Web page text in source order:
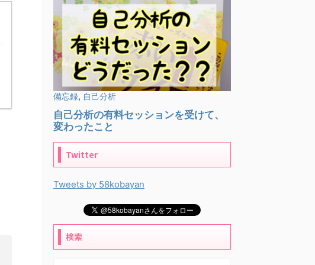
Twitter
Tweets by 58kobayan
検索